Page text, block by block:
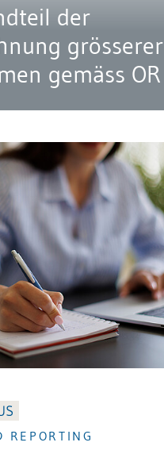
der
grösserer
gemäss OR
REPORTING